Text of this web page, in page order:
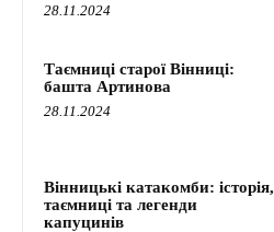
28.11.2024
Таємниці старої Вінниці:
башта Артинова
28.11.2024
Вінницькі катакомби: історія,
таємниці та легенди
капуцинів